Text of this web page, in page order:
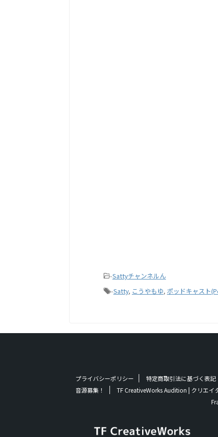
-Sattyチャンネルん
-Satty, こうやもゆ, ポッドキャスト
プライバシーポリシー
特定商取引法に基づく表記
音源募集！
TF CreativeWorks Audition | クリエイ